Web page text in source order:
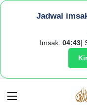
Jadwal
Imsak: 04:43|